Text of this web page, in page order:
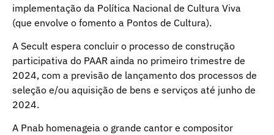
implementação da Política Nacional de Cultura Viva
(que envolve o fomento a Pontos de Cultura).
A Secult espera concluir o processo de construção
participativa do PAAR ainda no primeiro trimestre de
2024, com a previsão de lançamento dos processos de
seleção e/ou aquisição de bens e serviços até junho de
2024.
A Pnab homenageia o grande cantor e compositor